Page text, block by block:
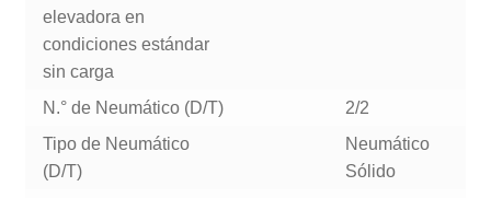
elevadora en
condiciones estándar
sin carga
N.° de Neumático (D/T)
2/2
Tipo de Neumático
(D/T)
Neumático
Sólido